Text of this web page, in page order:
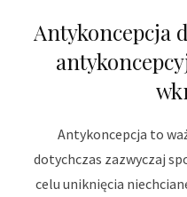
Antykoncepcja
Antykoncepcja to
dotychczas zazwyczaj
celu uniknięcia